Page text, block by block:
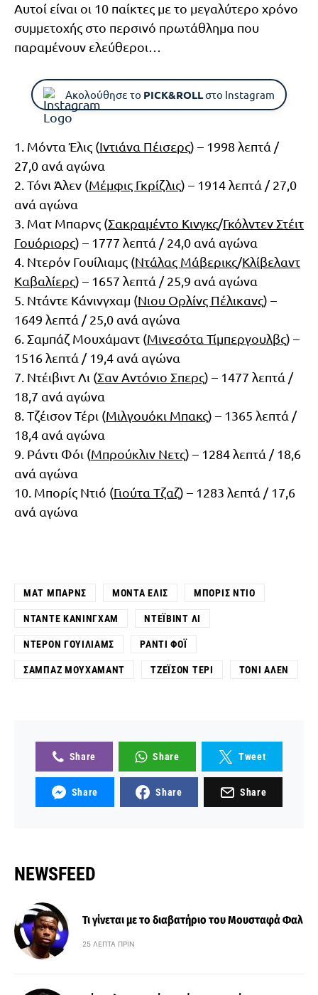
Αυτοί είναι οι 10 παίκτες με το μεγαλύτερο χρόνο
συμμετοχής στο περσινό πρωτάθλημα που
παραμένουν ελεύθεροι…
Ακολούθησε το PICK&ROLLστο Instagram
1. Mόντα Έλις (Ιντιάνα Πέισερς) – 1998 λεπτά /
27,0 ανά αγώνα
2. Τόνι Άλεν (Μέμφις Γκρίζλις) – 1914 λεπτά / 27,0
ανά αγώνα
3. Ματ Μπαρνς (Σακραμέντο Κινγκς/Γκόλντεν Στέιτ
Γουόριορς) – 1777 λεπτά / 24,0 ανά αγώνα
4. Ντερόν Γουίλιαμς (Ντάλας Μάβερικς/Κλίβελαντ
Καβαλίερς) – 1657 λεπτά / 25,9 ανά αγώνα
5. Ντάντε Κάνινγχαμ (Νιου Ορλίνς Πέλικανς) –
1649 λεπτά / 25,0 ανά αγώνα
6. Σαμπάζ Μουχάμαντ (Μινεσότα Τίμπεργουλβς) –
1516 λεπτά / 19,4 ανά αγώνα
7. Ντέιβιντ Λι (Σαν Αντόνιο Σπερς) – 1477 λεπτά /
18,7 ανά αγώνα
8. Τζέισον Τέρι (Μιλγουόκι Μπακς) – 1365 λεπτά /
18,4 ανά αγώνα
9. Ράντι Φόι (Μπρούκλιν Νετς) – 1284 λεπτά / 18,6
ανά αγώνα
10. Μπορίς Ντιό (Γιούτα Τζαζ) – 1283 λεπτά / 17,6
ανά αγώνα
ΜΑΤ ΜΠΑΡΝΣ ΜΌΝΤΑ ΈΛΙΣ ΜΠΟΡΊΣ ΝΤΙΌ
ΝΤΆΝΤΕ ΚΆΝΙΝΓΧΑΜ ΝΤΈΙΒΙΝΤ ΛΙ
ΝΤΕΡΌΝ ΓΟΥΊΛΙΑΜΣ ΡΆΝΤΙ ΦΌΙ
ΣΑΜΠΆΖ ΜΟΥΧΆΜΑΝΤ ΤΖΈΙΣΟΝ ΤΈΡΙ ΤΌΝΙ ΆΛΕΝ
Share Share Tweet
Share Share Share
NEWSFEED
Τι γίνεται με το διαβατήριο του Μουσταφά Φαλ
25 ΛΕΠΤΆ ΠΡΙΝ